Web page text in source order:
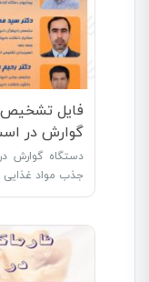
فایل تشخیص
گوارش در
دستگاه گوارش
جذب مواد غذایی